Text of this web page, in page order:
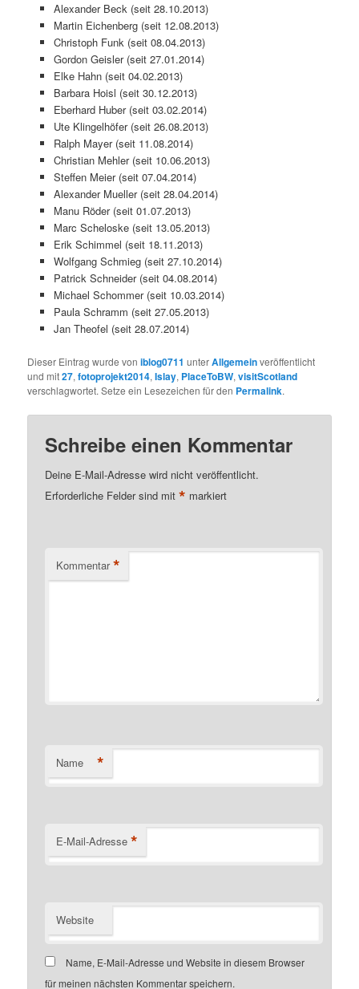
Alexander Beck (seit 28.10.2013)
Martin Eichenberg (seit 12.08.2013)
Christoph Funk (seit 08.04.2013)
Gordon Geisler (seit 27.01.2014)
Elke Hahn (seit 04.02.2013)
Barbara Hoisl (seit 30.12.2013)
Eberhard Huber (seit 03.02.2014)
Ute Klingelhöfer (seit 26.08.2013)
Ralph Mayer (seit 11.08.2014)
Christian Mehler (seit 10.06.2013)
Steffen Meier (seit 07.04.2014)
Alexander Mueller (seit 28.04.2014)
Manu Röder (seit 01.07.2013)
Marc Scheloske (seit 13.05.2013)
Erik Schimmel (seit 18.11.2013)
Wolfgang Schmieg (seit 27.10.2014)
Patrick Schneider (seit 04.08.2014)
Michael Schommer (seit 10.03.2014)
Paula Schramm (seit 27.05.2013)
Jan Theofel (seit 28.07.2014)
Dieser Eintrag wurde voniblog0711 unterAllgemeinveröffentlicht
und mit27,fotoprojekt2014,Islay, PlaceToBW,visitScotland
verschlagwortet. Setze ein Lesezeichen für den Permalink.
Schreibe einen Kommentar
Deine E-Mail-Adresse wird nicht veröffentlicht.
Erforderliche Felder sind mit* markiert
Kommentar *
Name *
E-Mail-Adresse *
Website
Name, E-Mail-Adresse und Website in diesem Browser
für meinen nächsten Kommentar speichern.